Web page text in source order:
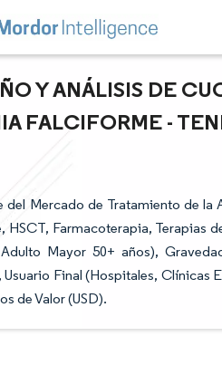
Y ANÁLISIS DE
FALCIFORME -
del Mercado de Tratamiento de
HSCT, Farmacoterapia, Terapias
Mayor 50+ años),
Final (Hospitales, Clínicas
de Valor (USD).